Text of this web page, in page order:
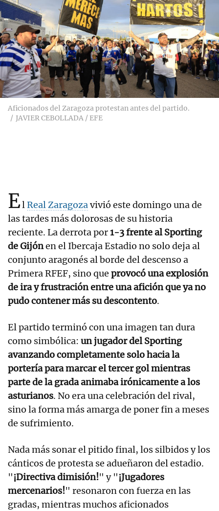
Aficionados del Zaragoza protestan antes del partido.
JAVIER CEBOLLADA / EFE
ElReal Zaragozavivió este domingo una de
las tardes más dolorosas de su historia
reciente. La derrota por1-3 frente al Sporting
de Gijónen el Ibercaja Estadio no solo deja al
conjunto aragonés al borde del descenso a
Primera RFEF, sino que provocó una explosión
de ira y frustración entre una afición que ya no
pudo contener más su descontento.
El partido terminó con una imagen tan dura
como simbólica: un jugador del Sporting
avanzando completamente solo hacia la
portería para marcar el tercer gol mientras
parte de la grada animaba irónicamente a los
asturianos. No era una celebración del rival,
sino la forma más amarga de poner fin a meses
de sufrimiento.
Nada más sonar el pitido final, los silbidos y los
cánticos de protesta se adueñaron del estadio.
"¡Directiva dimisión!" y "¡Jugadores
mercenarios!" resonaron con fuerza en las
gradas, mientras muchos aficionados